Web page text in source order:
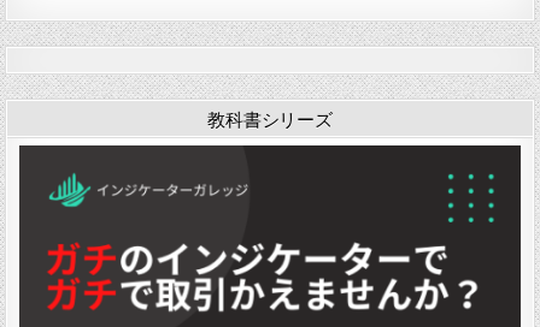
教科書シリーズ